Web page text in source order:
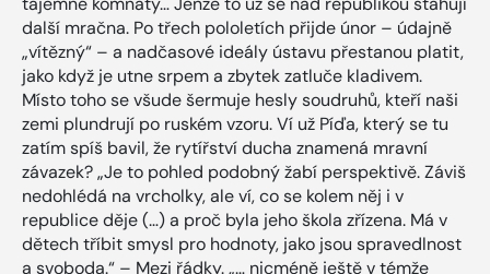
další mračna. Po třech pololetích přijde únor – údajně
„vítězný“ – a nadčasové ideály ústavu přestanou platit,
jako když je utne srpem a zbytek zatluče kladivem.
Místo toho se všude šermuje hesly soudruhů, kteří naši
zemi plundrují po ruském vzoru. Ví už Píďa, který se tu
zatím spíš bavil, že rytířství ducha znamená mravní
závazek? „Je to pohled podobný žabí perspektivě. Záviš
nedohlédá na vrcholky, ale ví, co se kolem něj i v
republice děje (…) a proč byla jeho škola zřízena. Má v
dětech tříbit smysl pro hodnoty, jako jsou spravedlnost
a svoboda.“ – Mezi řádky. „… nicméně ještě v témže